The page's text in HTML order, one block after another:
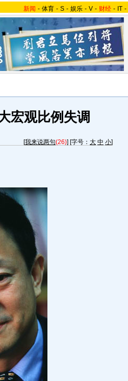
新闻 - 体育 - S - 娱乐 - V - 财经 - IT -
宏观比例失调
[我来说两句(26)] [字号： 大 中 小]